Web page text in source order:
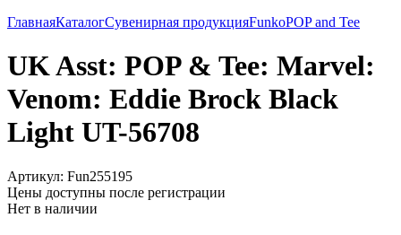
ГлавнаяКаталогСувенирная продукцияFunkoPOP and Tee
UK Asst: POP & Tee: Marvel:
Venom: Eddie Brock Black
Light UT-56708
Артикул: Fun255195
Цены доступны после регистрации
Нет в наличии